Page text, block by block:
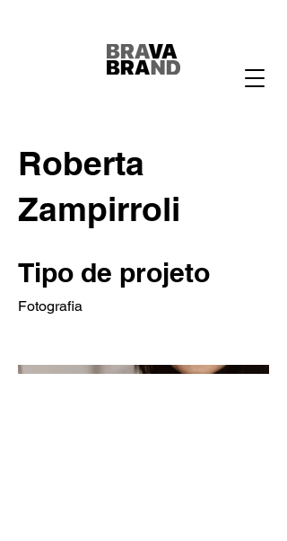
Roberta
Zampirroli
Tipo de projeto
Fotografia